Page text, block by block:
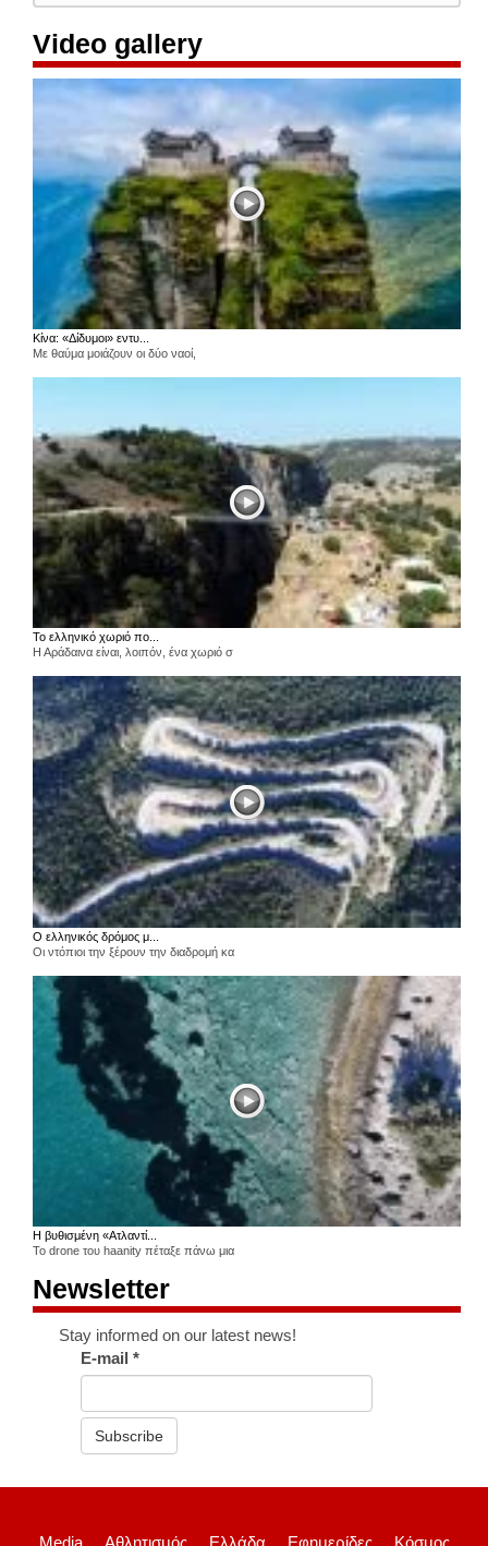
Video gallery
Κίνα: «Δίδυμοι» εντυ...
Με θαύμα μοιάζουν οι δύο ναοί,
Το ελληνικό χωριό πο...
Η Αράδαινα είναι, λοιπόν, ένα χωριό σ
Ο ελληνικός δρόμος μ...
Οι ντόπιοι την ξέρουν την διαδρομή κα
Η βυθισμένη «Ατλαντί...
Το drone του haanity πέταξε πάνω μια
Newsletter
Stay informed on our latest news!
E-mail*
Subscribe